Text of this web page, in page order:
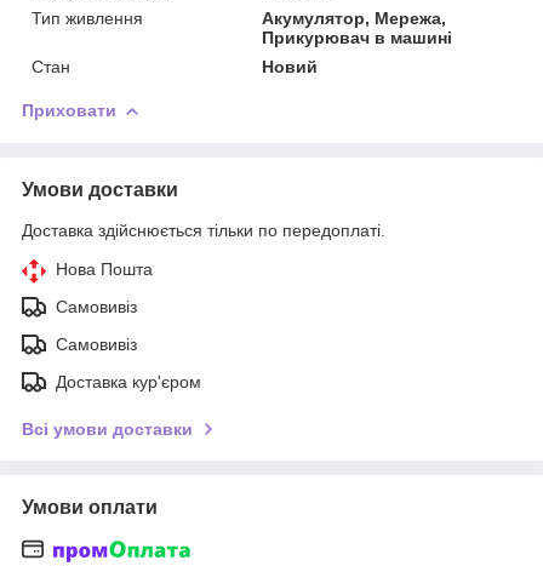
Тип живлення
Акумулятор, Мережа,
Прикурювач в машині
Стан
Новий
Приховати
Умови доставки
Доставка здійснюється тільки по передоплаті.
Нова Пошта
Самовивіз
Самовивіз
Доставка кур'єром
Всі умови доставки
Умови оплати